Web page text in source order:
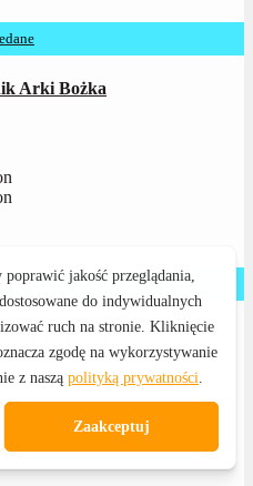
Arki Bożka
ul. Korfantego